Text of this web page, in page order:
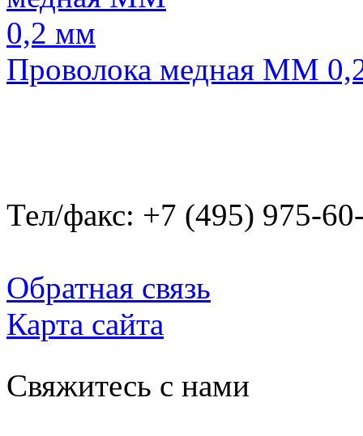
Проволока медная ММ
Тел/факс: +7 (495) 975-
Обратная связь
Карта сайта
Свяжитесь с нами